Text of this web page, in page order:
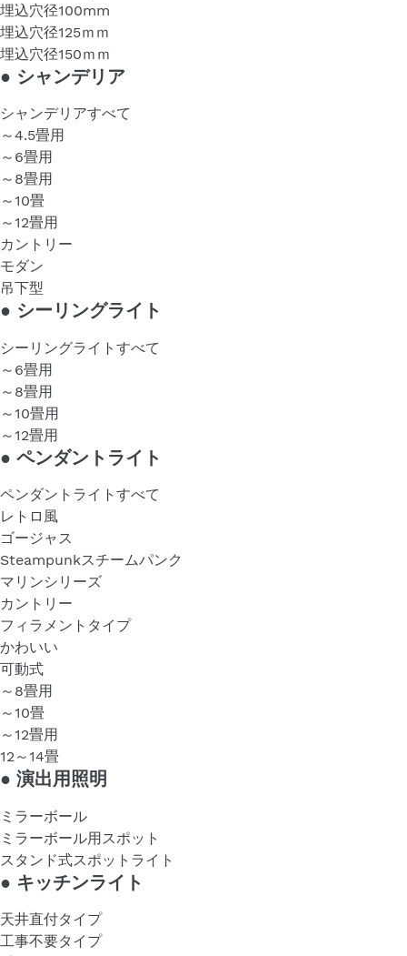
埋込穴径100mm
埋込穴径125ｍｍ
埋込穴径150ｍｍ
● シャンデリア
シャンデリアすべて
～4.5畳用
～6畳用
～8畳用
～10畳
～12畳用
カントリー
モダン
吊下型
● シーリングライト
シーリングライトすべて
～6畳用
～8畳用
～10畳用
～12畳用
● ペンダントライト
ペンダントライトすべて
レトロ風
ゴージャス
Steampunkスチームパンク
マリンシリーズ
カントリー
フィラメントタイプ
かわいい
可動式
～8畳用
～10畳
～12畳用
12～14畳
● 演出用照明
ミラーボール
ミラーボール用スポット
スタンド式スポットライト
● キッチンライト
天井直付タイプ
工事不要タイプ